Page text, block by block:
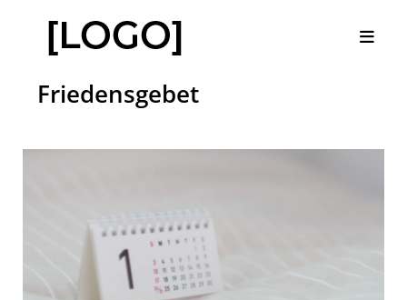
Friedensgebet